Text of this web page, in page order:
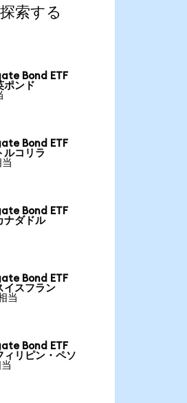
索する
Bond ETF
ポンド
Bond ETF
コリラ
Bond ETF
ナダドル
Bond ETF
スフラン
当
Bond ETF
リピン・ペソ